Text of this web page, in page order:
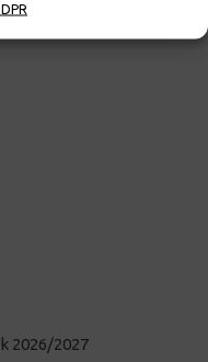
2026/2027